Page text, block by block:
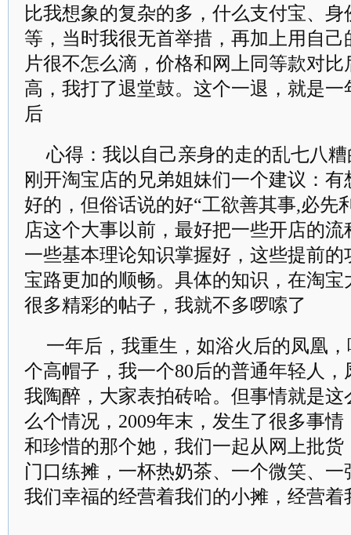
比我想象的复杂的多，什么支付宝、
等，当时我很无首举措，再加上用自
片很不怎么滴，价格和网上同等款对
高，我打了退堂鼓。这个一退，就是一
后
心得：我以自己亲身的走的乱七八
刚开淘宝店的兄弟姐妹们一个建议：
好的，但俗话说的好“工欲善其事,必先
店这个大事以前，最好把一些开店的
一些基本理论知识掌握好，这些提前
宝路更加的顺畅。具体的知识，在淘
很多精彩的帖子，我就不多啰嗦了
一年后，我重生，如浴火后的凤凰
个高帽子，我一个80后的普通年轻人
我陶醉，大家表拍砖哈。但事情就是
么个情况，2009年末，发生了很多事
和珍惜的那个她，我们一起从网上批
门口练摊，一杯热奶茶、一个微笑、
我们幸福的经营着我们的小摊，经营着